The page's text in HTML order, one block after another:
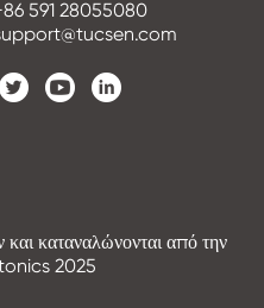
591 28055080
καταναλώνονται από την
2025